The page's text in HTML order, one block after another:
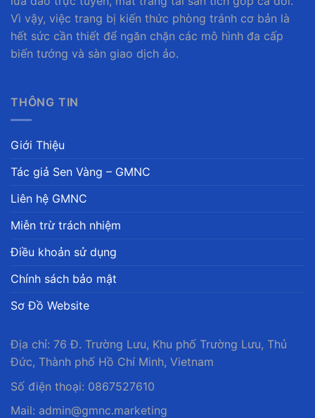
Vì vậy, việc trang bị kiến thức phòng tránh cơ bản là
hết sức cần thiết để ngăn chặn các mô hình đa cấp
biến tướng và sàn giao dịch ảo.
THÔNG TIN
Giới Thiệu
Tác giả Sen Vàng – GMNC
Liên hệ GMNC
Miễn trừ trách nhiệm
Điều khoản sử dụng
Chính sách bảo mật
Sơ Đồ Website
Địa chỉ: 76 Đ. Trường Lưu, Khu phố Trường Lưu, Thủ
Đức, Thành phố Hồ Chí Minh, Vietnam
Số điện thoại: 0867527610
Mail: admin@gmnc.marketing